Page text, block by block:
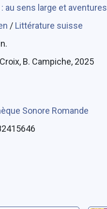
: au sens large et aventures
/ Littérature suisse
B. Campiche, 2025
Sonore Romande